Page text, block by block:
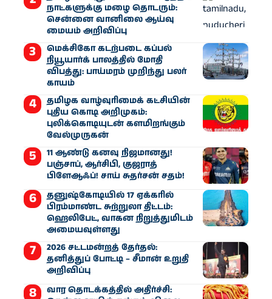
நாட்களுக்கு மழை தொடரும்:
சென்னை வானிலை ஆய்வு
மையம் அறிவிப்பு
மெக்சிகோ கடற்படை கப்பல்
நியூயார்க் பாலத்தில் மோதி
விபத்து: பாய்மரம் முறிந்து பலர்
காயம்
தமிழக வாழ்வுரிமைக் கட்சியின்
புதிய கொடி அறிமுகம்:
புலிக்கொடியுடன் களமிறங்கும்
வேல்முருகன்
11 ஆண்டு கனவு நிஜமானது!
பஞ்சாப், ஆர்சிபி, குஜராத்
பிளேஆஃப்! சாய் சுதர்சன் சதம்!
தனுஷ்கோடியில் 17 ஏக்கரில்
பிரம்மாண்ட சுற்றுலா திட்டம்:
ஹெலிபேட், வாகன நிறுத்துமிடம்
அமையவுள்ளது
2026 சட்டமன்றத் தேர்தல்:
தனித்துப் போட்டி – சீமான் உறுதி
அறிவிப்பு
வார தொடக்கத்தில் அதிர்ச்சி: